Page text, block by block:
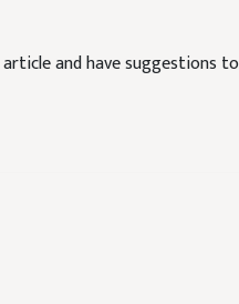
and have suggestions